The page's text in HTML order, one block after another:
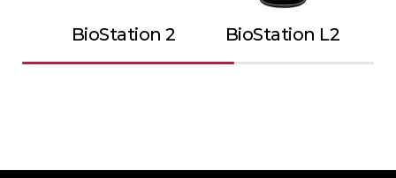
BioStation 2 BioStation L2